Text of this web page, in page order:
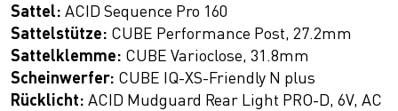
Sattel: ACID Sequence Pro 160
Sattelstütze: CUBE Performance Post, 27.2mm
Sattelklemme: CUBE Varioclose, 31.8mm
Scheinwerfer: CUBE IQ-XS-Friendly N plus
Rücklicht: ACID Mudguard Rear Light PRO-D, 6V, AC